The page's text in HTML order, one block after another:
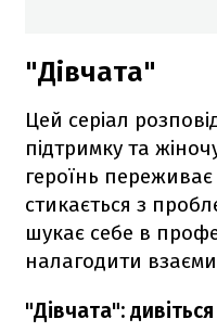
"Дівчата"
Цей серіал
підтримку та
героїнь переживає
стикається з
шукає себе в
налагодити
"Дівчата":